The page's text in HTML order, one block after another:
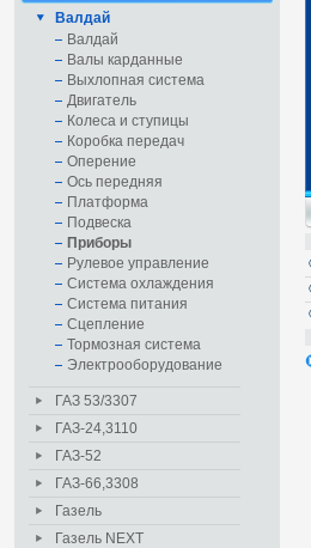
Валдай
Валдай
Валы карданные
Выхлопная система
Двигатель
Колеса и ступицы
Коробка передач
Оперение
Ось передняя
Платформа
Подвеска
Приборы
Рулевое управление
Система охлаждения
Система питания
Сцепление
Тормозная система
Электрооборудование
ГАЗ 53/3307
ГАЗ-24,3110
ГАЗ-52
ГАЗ-66,3308
Газель
Газель NEXT